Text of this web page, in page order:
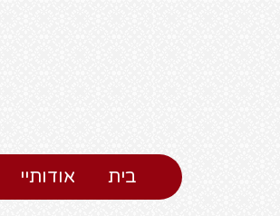
בית אודותיי